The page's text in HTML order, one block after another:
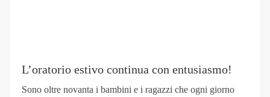
L’oratorio estivo continua con entusiasmo!
Sono oltre novanta i bambini e i ragazzi che ogni giorno